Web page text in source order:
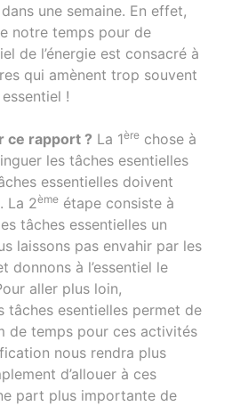
une semaine. En effet,
notre temps pour de
de l’énergie est consacré à
qui amènent trop souvent
!
ce rapport ? La 1ère chose à
les tâches esentielles
essentielles doivent
La 2ème étape consiste à
tâches essentielles un
laissons pas envahir par les
donnons à l’essentiel le
aller plus loin,
tâches esentielles permet de
de temps pour ces activités
nous rendra plus
d’allouer à ces
part plus importante de